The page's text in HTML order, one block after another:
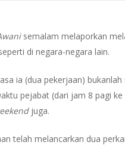
semalam melaporkan
di negara-negara lain.
ia (dua pekerjaan)
pejabat (dari jam 8 pagi
juga.
telah melancarkan dua